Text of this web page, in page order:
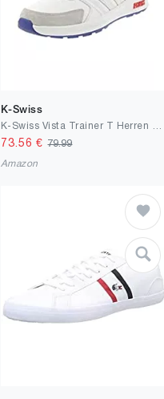
K-Swiss
73.56 €79.99
Amazon